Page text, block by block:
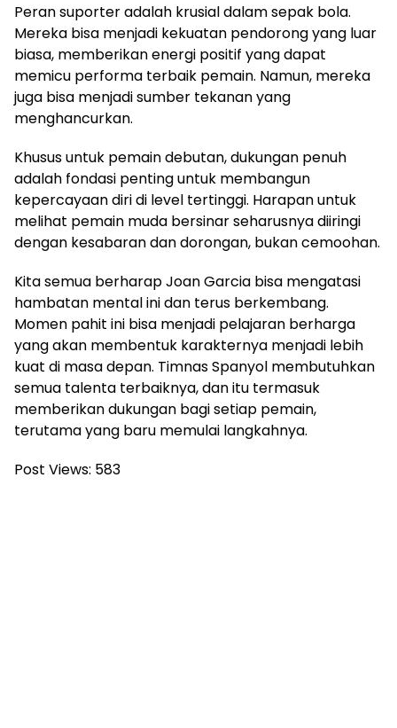
Peran suporter adalah krusial dalam sepak bola.
Mereka bisa menjadi kekuatan pendorong yang luar
biasa, memberikan energi positif yang dapat
memicu performa terbaik pemain. Namun, mereka
juga bisa menjadi sumber tekanan yang
menghancurkan.
Khusus untuk pemain debutan, dukungan penuh
adalah fondasi penting untuk membangun
kepercayaan diri di level tertinggi. Harapan untuk
melihat pemain muda bersinar seharusnya diiringi
dengan kesabaran dan dorongan, bukan cemoohan.
Kita semua berharap Joan Garcia bisa mengatasi
hambatan mental ini dan terus berkembang.
Momen pahit ini bisa menjadi pelajaran berharga
yang akan membentuk karakternya menjadi lebih
kuat di masa depan. Timnas Spanyol membutuhkan
semua talenta terbaiknya, dan itu termasuk
memberikan dukungan bagi setiap pemain,
terutama yang baru memulai langkahnya.
Post Views: 583